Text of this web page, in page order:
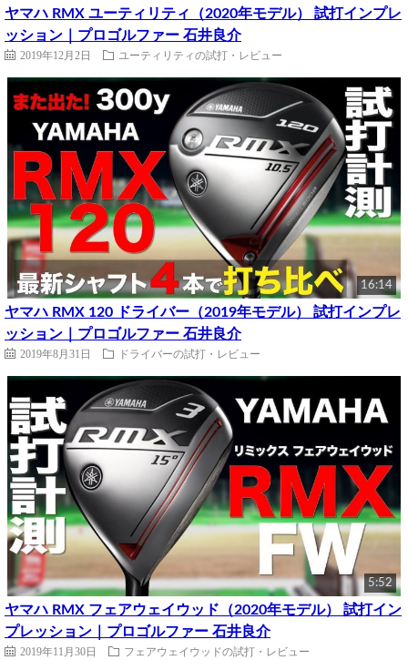
ヤマハ RMX ユーティリティ（2020年モデル） 試打インプレ
ッション｜プロゴルファー 石井良介
2019年12月2日 ユーティリティの試打・レビュー
16:14
ヤマハ RMX 120 ドライバー（2019年モデル） 試打インプレ
ッション｜プロゴルファー 石井良介
2019年8月31日 ドライバーの試打・レビュー
5:52
ヤマハ RMX フェアウェイウッド（2020年モデル） 試打イン
プレッション｜プロゴルファー 石井良介
2019年11月30日 フェアウェイウッドの試打・レビュー